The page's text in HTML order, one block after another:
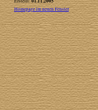
Homepage im neuen Fenster